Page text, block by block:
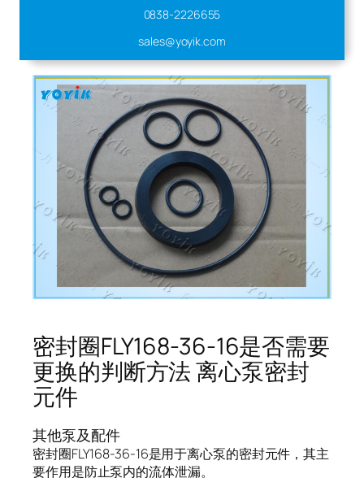
0838-2226655
sales@yoyik.com
密封圈FLY168-36-16是否需要
更换的判断方法 离心泵密封
元件
其他泵及配件
密封圈FLY168-36-16是用于离心泵的密封元件，其主
要作用是防止泵内的流体泄漏。